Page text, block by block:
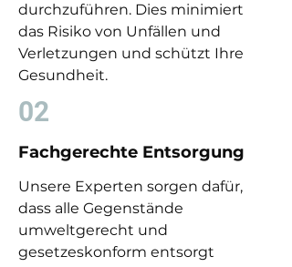
durchzuführen. Dies minimiert
das Risiko von Unfällen und
Verletzungen und schützt Ihre
Gesundheit.
02
Fachgerechte Entsorgung
Unsere Experten sorgen dafür,
dass alle Gegenstände
umweltgerecht und
gesetzeskonform entsorgt